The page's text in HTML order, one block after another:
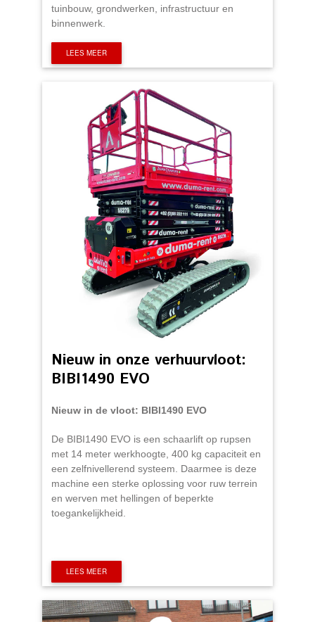
tuinbouw, grondwerken, infrastructuur en
binnenwerk.
LEES MEER
Nieuw in onze verhuurvloot:
BIBI1490 EVO
Nieuw in de vloot: BIBI1490 EVO
De BIBI1490 EVO is een schaarlift op rupsen
met 14 meter werkhoogte, 400 kg capaciteit en
een zelfnivellerend systeem. Daarmee is deze
machine een sterke oplossing voor ruw terrein
en werven met hellingen of beperkte
toegankelijkheid.
LEES MEER